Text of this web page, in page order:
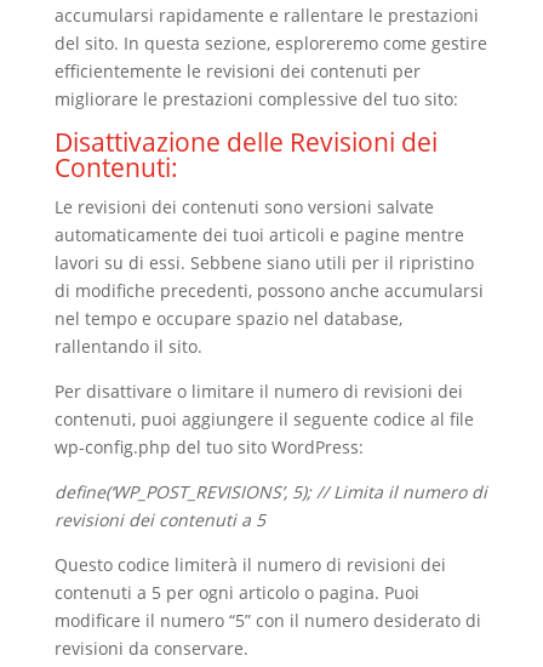
accumularsi rapidamente e rallentare le prestazioni
del sito. In questa sezione, esploreremo come gestire
efficientemente le revisioni dei contenuti per
migliorare le prestazioni complessive del tuo sito:
Disattivazione delle Revisioni dei
Contenuti:
Le revisioni dei contenuti sono versioni salvate
automaticamente dei tuoi articoli e pagine mentre
lavori su di essi. Sebbene siano utili per il ripristino
di modifiche precedenti, possono anche accumularsi
nel tempo e occupare spazio nel database,
rallentando il sito.
Per disattivare o limitare il numero di revisioni dei
contenuti, puoi aggiungere il seguente codice al file
wp-config.php del tuo sito WordPress:
define(‘WP_POST_REVISIONS’, 5); // Limita il numero di
revisioni dei contenuti a 5
Questo codice limiterà il numero di revisioni dei
contenuti a 5 per ogni articolo o pagina. Puoi
modificare il numero “5” con il numero desiderato di
revisioni da conservare.